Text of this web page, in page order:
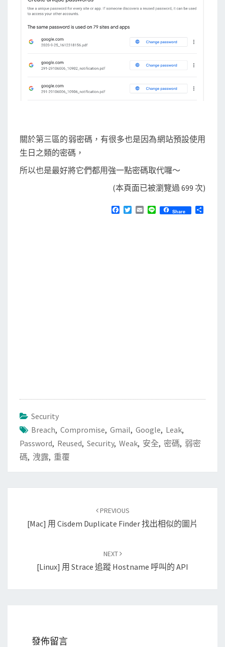
關於第三區的弱密碼，有很多也是因為網站預設使用
生日之類的密碼，
所以也是最好將它們都用強一點密碼取代囉～
(本頁面已被瀏覽過 699 次)
E
Share
Security
Breach, Compromise, Gmail, Google, Leak,
Password, Reused, Security, Weak, 安全, 密碼, 弱密
碼, 洩露, 重覆
navigation
PREVIOUS
[Mac] 用 Cisdem Duplicate Finder 找出相似的圖片
NEXT
[Linux] 用 Strace 追蹤 Hostname 呼叫的 API
發佈留言